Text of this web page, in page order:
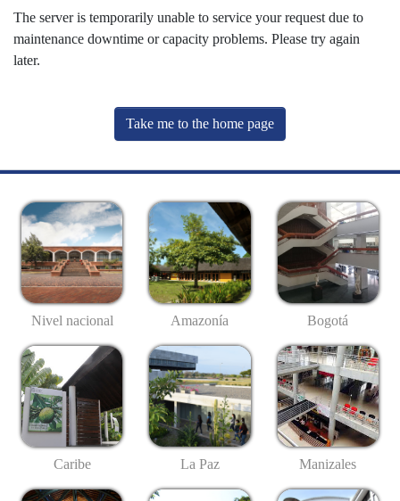
The server is temporarily unable to service your request due to
maintenance downtime or capacity problems. Please try again
later.
Take me to the home page
Nivel nacional Amazonía Bogotá
Caribe La Paz Manizales